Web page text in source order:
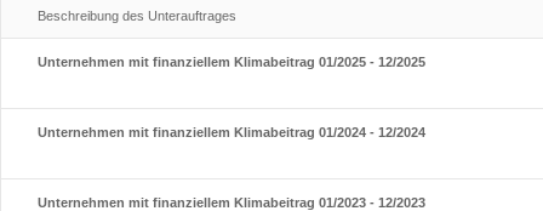
Beschreibung des Unterauftrages
Unternehmen mit finanziellem Klimabeitrag 01/2025 - 12/2025
Unternehmen mit finanziellem Klimabeitrag 01/2024 - 12/2024
Unternehmen mit finanziellem Klimabeitrag 01/2023 - 12/2023